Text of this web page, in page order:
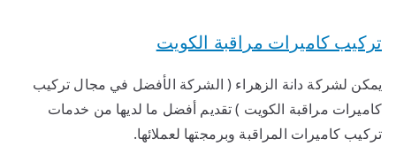
تركيب كاميرات مراقبة الكويت
يمكن لشركة دانة الزهراء ( الشركة الأفضل في مجال تركيب
كاميرات مراقبة الكويت ) تقديم أفضل ما لديها من خدمات
تركيب كاميرات المراقبة وبرمجتها لعملائها.